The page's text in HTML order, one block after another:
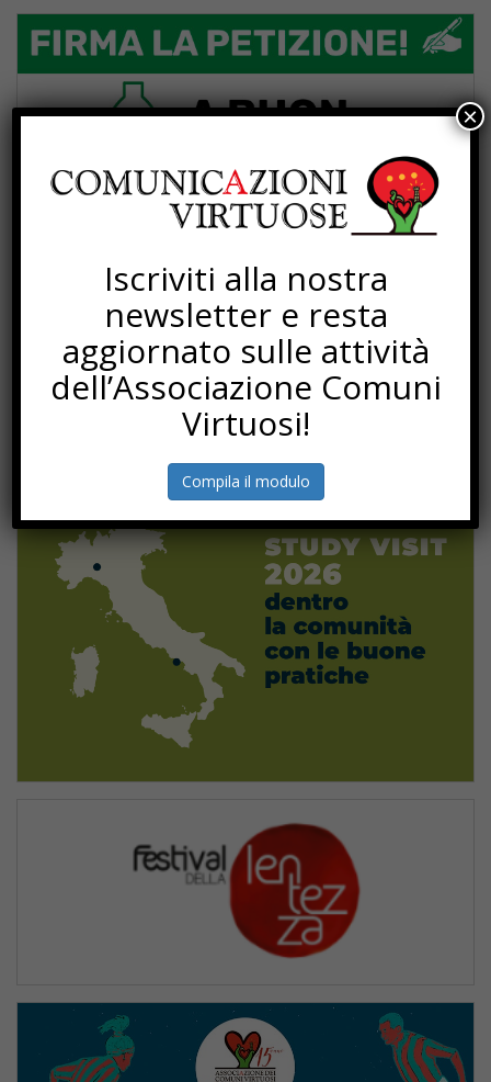
Iscriviti alla nostra
newsletter e resta
aggiornato sulle attività
dell’Associazione Comuni
Virtuosi!
Compila il modulo
×